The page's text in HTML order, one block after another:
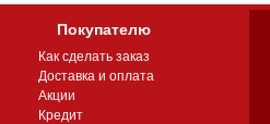
Покупателю
Как сделать заказ
Доставка и оплата
Акции
Кредит